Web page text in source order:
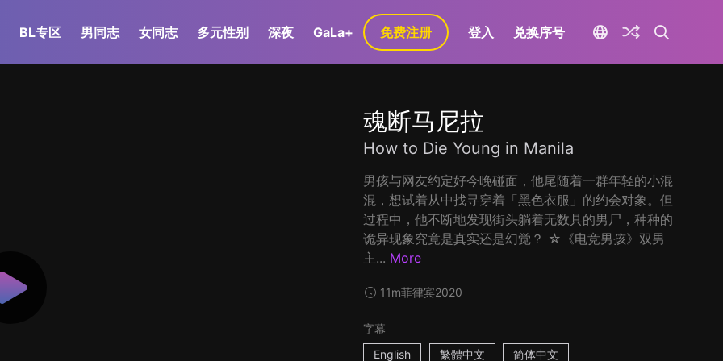
BL专区 男同志 女同志 多元性别 深夜 GaLa+ 免费注册 登入 兑换序号
魂断马尼拉
How to Die Young in Manila
男孩与网友约定好今晚碰面，他尾随着一群年轻的小混
混，想试着从中找寻穿着「黑色衣服」的约会对象。但
过程中，他不断地发现街头躺着无数具的男尸，种种的
诡异现象究竟是真实还是幻觉？ ☆《电竞男孩》双男
主... More
11m菲律宾2020
字幕
English
繁體中文 简体中文